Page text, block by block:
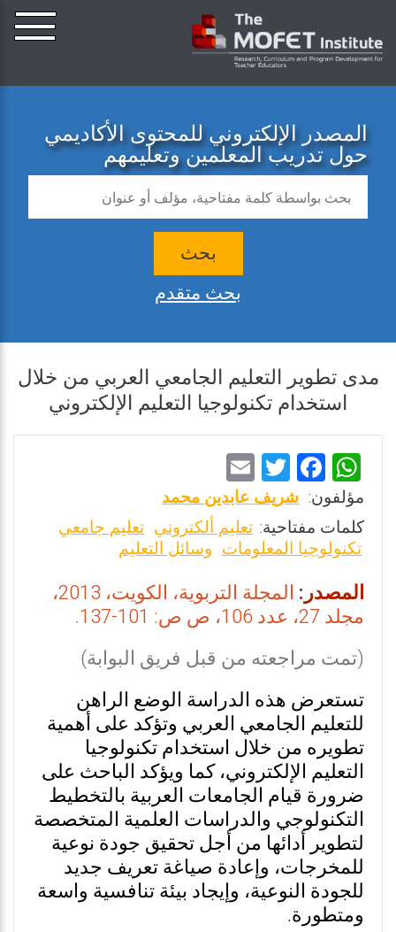
المصدر الإلكتروني للمحتوى الأكاديمي
حول تدريب المعلمين وتعليمهم
بحث
بحث متقدم
مدى تطوير التعليم الجامعي العربي من خلال
استخدام تكنولوجيا التعليم الإلكتروني
W
h
at
s
A
p
p
F
a
ce
b
o
o
k
T
wi
tt
er
m
ai
l
مؤلفون: شريف عابدين محمد
كلمات مفتاحية: تعليم ألكتروني تعليم جامعي
تكنولوجيا المعلومات وسائل التعليم
المصدر:
المجلة التربوية، الكويت، 2013،
مجلد 27، عدد 106، ص ص: 101-137.
(تمت مراجعته من قبل فريق البوابة)
تستعرض هذه الدراسة الوضع الراهن
للتعليم الجامعي العربي وتؤكد على أهمية
تطويره من خلال استخدام تكنولوجيا
التعليم الإلكتروني، كما ويؤكد الباحث على
ضرورة قيام الجامعات العربية بالتخطيط
التكنولوجي والدراسات العلمية المتخصصة
لتطوير أدائها من أجل تحقيق جودة نوعية
للمخرجات، وإعادة صياغة تعريف جديد
للجودة النوعية، وإيجاد بيئة تنافسية واسعة
ومتطورة.